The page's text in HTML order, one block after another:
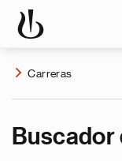
Carreras
Buscador